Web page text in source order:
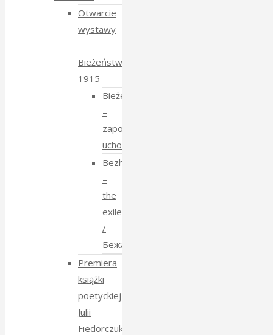
Otwarcie
wystawy
–
Bieżeństwo
1915
Bieżeństwo
–
zapomniane
uchodźstwo
Bezhenstvo
–
the
exile
/
Бежанства
Premiera
książki
poetyckiej
Julii
Fiedorczuk